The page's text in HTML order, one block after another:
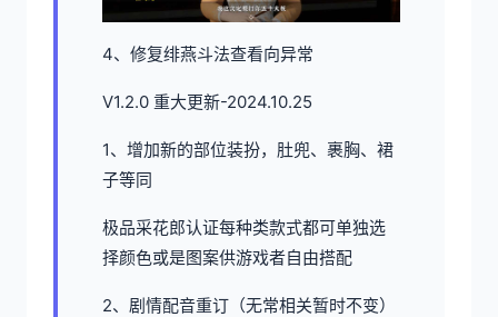
4、修复绯燕斗法查看向异常
V1.2.0 重大更新-2024.10.25
1、增加新的部位装扮，肚兜、裹胸、裙
子等同
极品采花郎认证每种类款式都可单独选
择颜色或是图案供游戏者自由搭配
2、剧情配音重订（无常相关暂时不变）